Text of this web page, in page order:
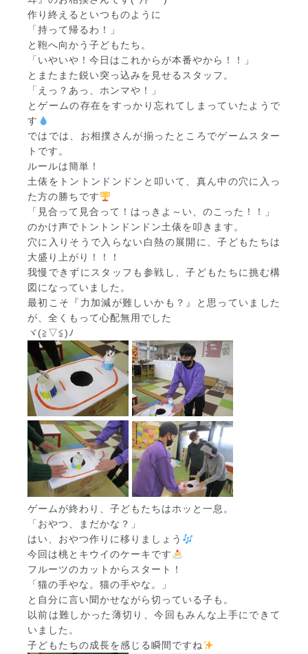
作り終えるといつものように
「持って帰るわ！」
と鞄へ向かう子どもたち。
「いやいや！今日はこれからが本番やから！！」
とまたまた鋭い突っ込みを見せるスタッフ。
「えっ？あっ、ホンマや！」
とゲームの存在をすっかり忘れてしまっていたようで
す
ではでは、お相撲さんが揃ったところでゲームスター
トです。
ルールは簡単！
土俵をトントンドンドンと叩いて、真ん中の穴に入っ
た方の勝ちです
「見合って見合って！はっきよ～い、のこった！！」
のかけ声でトントンドンドン土俵を叩きます。
穴に入りそうで入らない白熱の展開に、子どもたちは
大盛り上がり！！！
我慢できずにスタッフも参戦し、子どもたちに挑む構
図になっていました。
最初こそ『力加減が難しいかも？』と思っていました
が、全くもって心配無用でした
ヾ(≧▽≦)ﾉ
ゲームが終わり、子どもたちはホッと一息。
「おやつ、まだかな？」
はい、おやつ作りに移りましょう
今回は桃とキウイのケーキです
フルーツのカットからスタート！
「猫の手やな。猫の手やな。」
と自分に言い聞かせながら切っている子も。
以前は難しかった薄切り、今回もみんな上手にできて
いました。
子どもたちの成長を感じる瞬間ですね